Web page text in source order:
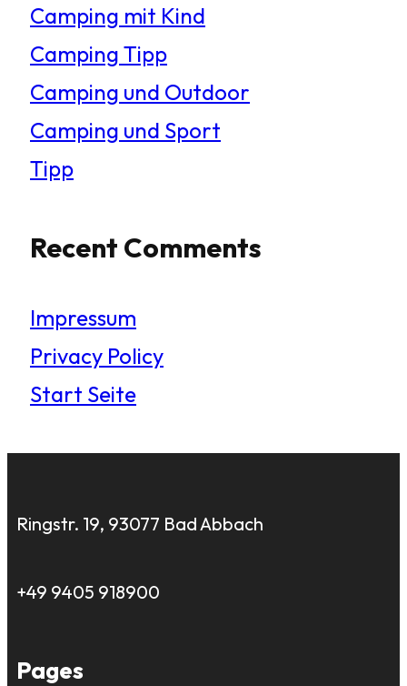
Camping mit Kind
Camping Tipp
Camping und Outdoor
Camping und Sport
Tipp
Recent Comments
Impressum
Privacy Policy
Start Seite
Ringstr. 19, 93077 Bad Abbach
+49 9405 918900
Pages